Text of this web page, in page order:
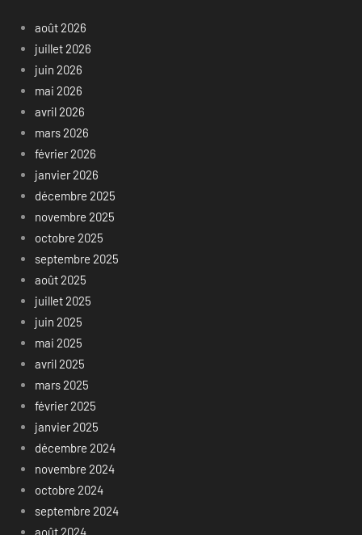
août 2026
juillet 2026
juin 2026
mai 2026
avril 2026
mars 2026
février 2026
janvier 2026
décembre 2025
novembre 2025
octobre 2025
septembre 2025
août 2025
juillet 2025
juin 2025
mai 2025
avril 2025
mars 2025
février 2025
janvier 2025
décembre 2024
novembre 2024
octobre 2024
septembre 2024
août 2024